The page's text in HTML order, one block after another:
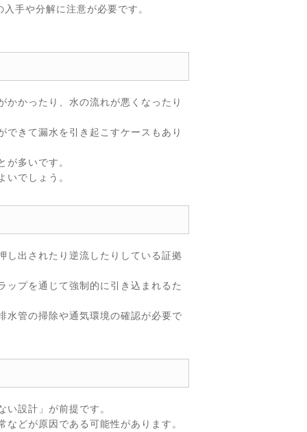
手や分解に注意が必要です。
かったり、水の流れが悪くなったり
きて漏水を引き起こすケースもあり
多いです。
でしょう。
し出されたり逆流したりしている証拠
ップを通じて強制的に引き込まれるた
水管の掃除や通気環境の確認が必要で
設計」が前提です。
どが原因である可能性があります。